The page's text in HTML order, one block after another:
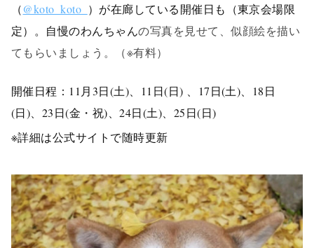
（@koto_koto_ ）が在廊している開催日も （東京会場限
定） 。自慢のわんちゃんの写真を見せて、似顔絵を描い
てもらいましょう。（※有料）
開催日程：11月3日(土)、11日(日) 、17日(土)、18日
(日)、23日(金・祝)、24日(土)、25日(日)
※詳細は公式サイトで随時更新